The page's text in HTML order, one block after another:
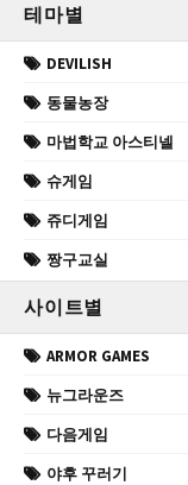
테마별
DEVILISH
동물농장
마법학교 아스티넬
슈게임
쥬디게임
짱구교실
사이트별
ARMOR GAMES
뉴그라운즈
다음게임
야후 꾸러기